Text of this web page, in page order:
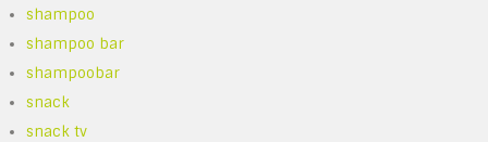
shampoo
shampoo bar
shampoobar
snack
snack tv